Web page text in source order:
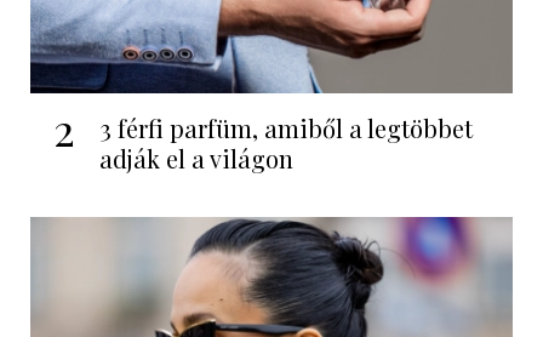
2
3 férfi parfüm, amiből a legtöbbet
adják el a világon